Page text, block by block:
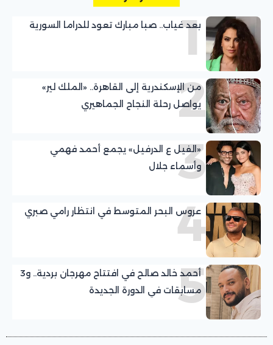
1
بعد غياب.. صبا مبارك تعود للدراما السورية
2
من الإسكندرية إلى القاهرة.. «الملك لير»
يواصل رحلة النجاح الجماهيري
3
«الفيل ع الدرفيل» يجمع أحمد فهمي
وأسماء جلال
4
عروس البحر المتوسط في انتظار رامي صبري
5
أحمد خالد صالح في افتتاح مهرجان بردية.. و3
مسابقات في الدورة الجديدة